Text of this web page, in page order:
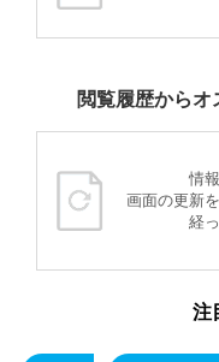
閲覧履歴からオ
情
画面の更新
経
注